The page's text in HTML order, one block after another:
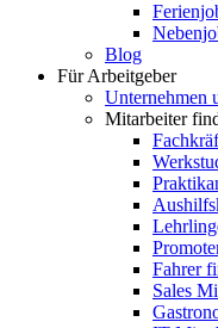
Blog
Für Arbeitgeber
Unternehmen
Mitarbeiter
Fahrer
Sales